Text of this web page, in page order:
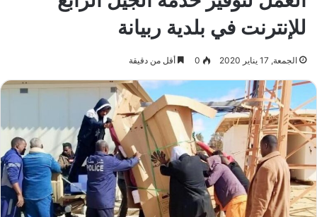
للإنترنت في بلدية ربيانة
الجمعة, 17 يناير 2020 0 أقل من دقيقة